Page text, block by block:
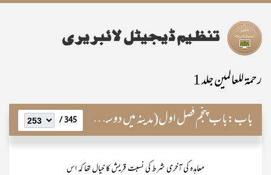
رحمۃ للعالمین جلد 1
باب:باب پنجم فصل اول(مدینہ میں دو سالہ قیام نبویؐ کے اہم واقعات) 345 /
معاہدہ کی آخری شرط کی نسبت قریش کا خیال تھا کہ اس